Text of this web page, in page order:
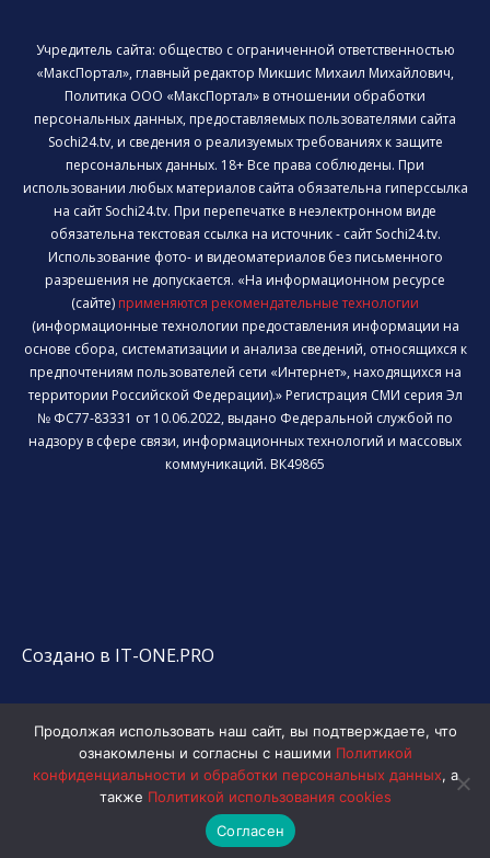
Учредитель сайта: общество с ограниченной ответственностью
«МаксПортал», главный редактор Микшис Михаил Михайлович,
Политика ООО «МаксПортал» в отношении обработки
персональных данных, предоставляемых пользователями сайта
Sochi24.tv, и сведения о реализуемых требованиях к защите
персональных данных. 18+ Все права соблюдены. При
использовании любых материалов сайта обязательна гиперссылка
на сайт Sochi24.tv. При перепечатке в неэлектронном виде
обязательна текстовая ссылка на источник - сайт Sochi24.tv.
Использование фото- и видеоматериалов без письменного
разрешения не допускается. «На информационном ресурсе
(сайте) применяются рекомендательные технологии
(информационные технологии предоставления информации на
основе сбора, систематизации и анализа сведений, относящихся к
предпочтениям пользователей сети «Интернет», находящихся на
территории Российской Федерации).» Регистрация СМИ серия Эл
№ ФС77-83331 от 10.06.2022, выдано Федеральной службой по
надзору в сфере связи, информационных технологий и массовых
коммуникаций. ВК49865
Создано в IT-ONE.PRO
Продолжая использовать наш сайт, вы подтверждаете, что
ознакомлены и согласны с нашими Политикой
конфиденциальности и обработки персональных данных, а
также Политикой использования cookies
Согласен